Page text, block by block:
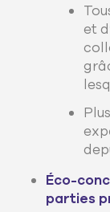
et
Éco-
parties